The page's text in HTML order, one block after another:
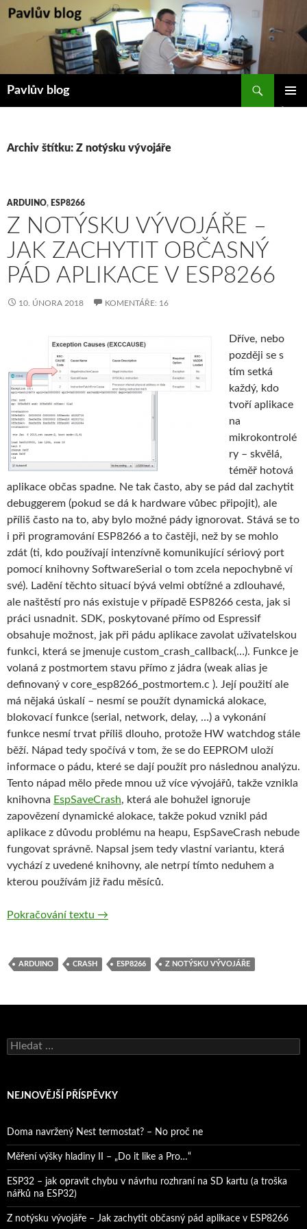
Přejít
Pavlův blog
Archiv štítku: Z notýsku vývojáře
ARDUINO, ESP8266
Z NOTÝSKU VÝVOJÁŘE –
JAK ZACHYTIT OBČASNÝ
PÁD APLIKACE V ESP8266
10. ÚNORA 2018 KOMENTÁŘE: 16
Dříve, nebo
později se s
tím setká
každý, kdo
tvoří aplikace
na
mikrokontrolé
ry – skvělá,
téměř hotová
aplikace občas spadne. Ne tak často, aby se pád dal zachytit
debuggerem (pokud se dá k hardware vůbec připojit), ale
příliš často na to, aby bylo možné pády ignorovat. Stává se to
i při programování ESP8266 a to častěji, než by se mohlo
zdát (ti, kdo používají intenzívně komunikující sériový port
pomocí knihovny SoftwareSerial o tom zcela nepochybně ví
své). Ladění těchto situací bývá velmi obtížné a zdlouhavé,
ale naštěstí pro nás existuje v případě ESP8266 cesta, jak si
práci usnadnit. SDK, poskytované přímo od Espressif
obsahuje možnost, jak při pádu aplikace zavolat uživatelskou
funkci, která se jmenuje custom_crash_callback(…). Funkce je
volaná z postmortem stavu přímo z jádra (weak alias je
definovaný v core_esp8266_postmortem.c ). Její použití ale
má nějaká úskalí – nesmí se použít dynamická alokace,
blokovací funkce (serial, network, delay, …) a vykonání
funkce nesmí trvat příliš dlouho, protože HW watchdog stále
běží. Nápad tedy spočívá v tom, že se do EEPROM uloží
informace o pádu, které se dají použít pro následnou analýzu.
Tento nápad mělo přede mnou už více vývojářů, takže vznikla
knihovna EspSaveCrash, která ale bohužel ignoruje
zapovězení dynamické alokace, takže pokud vznikl pád
aplikace z důvodu problému na heapu, EspSaveCrash nebude
fungovat správně. Napsal jsem tedy vlastní variantu, která
vychází z uvedené knihovny, ale netrpí tímto neduhem a
kterou používám již řadu měsíců.
Pokračování textu Z notýsku vývojáře – Jak zachytit občasný
→
ARDUINO CRASH ESP8266 Z NOTÝSKU VÝVOJÁŘE
Vyhledávání
NEJNOVĚJŠÍ PŘÍSPĚVKY
Doma navržený Nest termostat? – No proč ne
Měření výšky hladiny II – „Do it like a Pro…“
ESP32 – jak opravit chybu v návrhu rozhraní na SD kartu (a troška
nářků na ESP32)
Z notýsku vývojáře – Jak zachytit občasný pád aplikace v ESP8266